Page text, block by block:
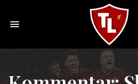
Sveriges
största
Liverpool
online